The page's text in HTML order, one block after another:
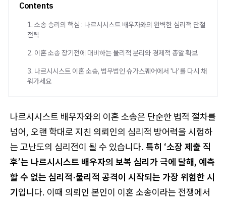
Contents
1. 소송 승리의 핵심 : 나르시시스트 배우자와의 완벽한 심리적 단절
전략
2. 이혼 소송 장기전에 대비하는 물리적 분리와 경제적 총알 확보
3. 나르시시스트 이혼 소송, 법무법인 슈가스퀘어에서 '나'를 다시 채
워가세요
나르시시스트 배우자와의 이혼 소송은 단순한 법적 절차를
넘어, 오랜 학대로 지친 의뢰인의 심리적 방어력을 시험하
는 고난도의 심리전이 될 수 있습니다. 특히 ‘소장 제출 직
후’는 나르시시스트 배우자의 보복 심리가 극에 달해, 예측
할 수 없는 심리적·물리적 공격이 시작되는 가장 위험한 시
기입니다. 이때 의뢰인 본인이 이혼 소송이라는 전쟁에서